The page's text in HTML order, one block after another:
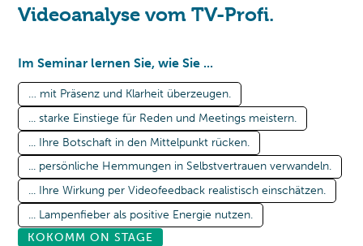
Im Seminar lernen Sie, wie Sie ...
… mit Präsenz und Klarheit überzeugen.
... starke Einstiege für Reden und Meetings meistern.
... Ihre Botschaft in den Mittelpunkt rücken.
... persönliche Hemmungen in Selbstvertrauen verwandeln.
... Ihre Wirkung per Videofeedback realistisch einschätzen.
... Lampenfieber als positive Energie nutzen.
KOKOMM ON STAGE
Videoanalyse vom TV-Profi.